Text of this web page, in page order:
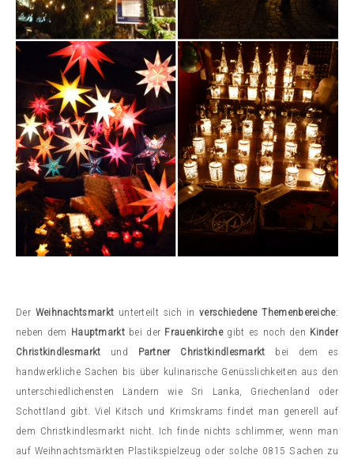
Der Weihnachtsmarkt unterteilt sich inverschiedene Themenbereiche:
neben dem Hauptmarktbei der Frauenkirchegibt es noch den Kinder
Christkindlesmarkt und Partner Christkindlesmarkt bei dem es
handwerkliche Sachen bis über kulinarische Genüsslichkeiten aus den
unterschiedlichensten Ländern wie Sri Lanka, Griechenland oder
Schottland gibt. Viel Kitsch und Krimskrams findet man generell auf
dem Christkindlesmarkt nicht. Ich finde nichts schlimmer, wenn man
auf Weihnachtsmärkten Plastikspielzeug oder solche 0815 Sachen zu